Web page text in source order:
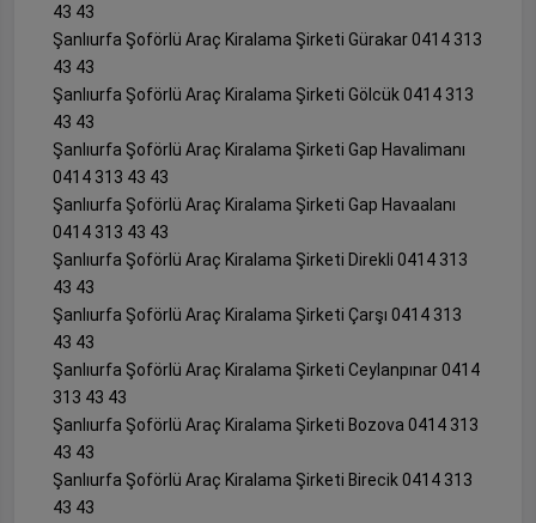
43 43
Şanlıurfa Şoförlü Araç Kiralama Şirketi Gürakar 0414 313
43 43
Şanlıurfa Şoförlü Araç Kiralama Şirketi Gölcük 0414 313
43 43
Şanlıurfa Şoförlü Araç Kiralama Şirketi Gap Havalimanı
0414 313 43 43
Şanlıurfa Şoförlü Araç Kiralama Şirketi Gap Havaalanı
0414 313 43 43
Şanlıurfa Şoförlü Araç Kiralama Şirketi Direkli 0414 313
43 43
Şanlıurfa Şoförlü Araç Kiralama Şirketi Çarşı 0414 313
43 43
Şanlıurfa Şoförlü Araç Kiralama Şirketi Ceylanpınar 0414
313 43 43
Şanlıurfa Şoförlü Araç Kiralama Şirketi Bozova 0414 313
43 43
Şanlıurfa Şoförlü Araç Kiralama Şirketi Birecik 0414 313
43 43